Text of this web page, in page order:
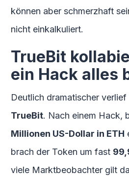
können aber schmerzhaft
nicht einkalkuliert.
TrueBit
ein Hack alles
Deutlich dramatischer
TrueBit. Nach einem Hack,
Millionen US-Dollar in ETH
brach der Token um fast
viele Marktbeobachter gilt